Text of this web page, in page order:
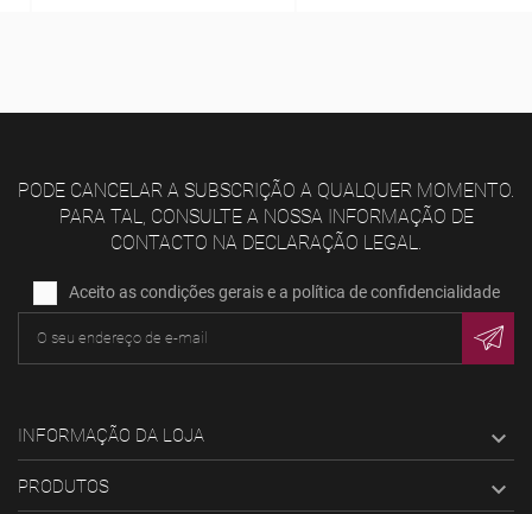
PODE CANCELAR A SUBSCRIÇÃO A QUALQUER MOMENTO.
PARA TAL, CONSULTE A NOSSA INFORMAÇÃO DE
CONTACTO NA DECLARAÇÃO LEGAL.
Aceito as condições gerais e a política de confidencialidade
INFORMAÇÃO DA LOJA 
PRODUTOS 